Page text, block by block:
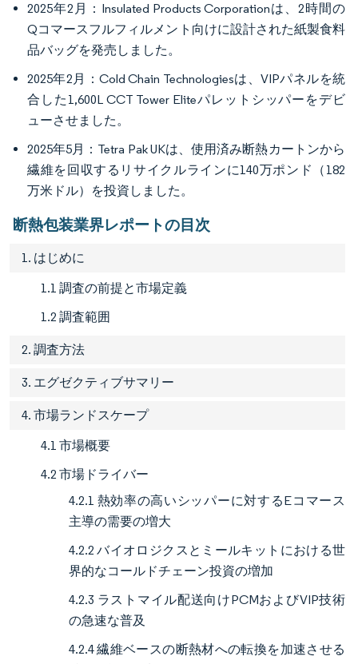
2025年2月：Insulated Products Corporationは、2時間の
Qコマースフルフィルメント向けに設計された紙製食料
品バッグを発売しました。
2025年2月：Cold Chain Technologiesは、VIPパネルを統
合した1,600L CCT Tower Eliteパレットシッパーをデビ
ューさせました。
2025年5月：Tetra Pak UKは、使用済み断熱カートンから
繊維を回収するリサイクルラインに140万ポンド（182
万米ドル）を投資しました。
断熱包装業界レポートの目次
1. はじめに
1.1 調査の前提と市場定義
1.2 調査範囲
2. 調査方法
3. エグゼクティブサマリー
4. 市場ランドスケープ
4.1 市場概要
4.2 市場ドライバー
4.2.1 熱効率の高いシッパーに対するEコマース
主導の需要の増大
4.2.2 バイオロジクスとミールキットにおける世
界的なコールドチェーン投資の増加
4.2.3 ラストマイル配送向けPCMおよびVIP技術
の急速な普及
4.2.4 繊維ベースの断熱材への転換を加速させる